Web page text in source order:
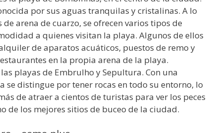
por sus aguas tranquilas y cristalinas. A lo
arena de cuarzo, se ofrecen varios tipos de
a quienes visitan la playa. Algunos de ellos
de aparatos acuáticos, puestos de remo y
en la propia arena de la playa.
playas de Embrulho y Sepultura. Con una
se distingue por tener rocas en todo su entorno, lo
de atraer a cientos de turistas para ver los peces
de los mejores sitios de buceo de la ciudad.